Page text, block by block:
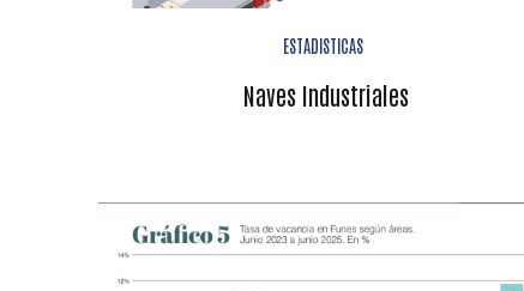
ESTADISTICAS
Naves Industriales